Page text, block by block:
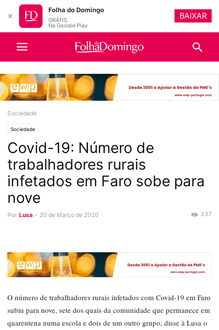
Sociedade
Sociedade
Covid-19: Número de
trabalhadores rurais
infetados em Faro sobe para
nove
Por Lusa - 20 de Março de 2020 337
O número de trabalhadores rurais infetados com Covid-19 em Faro
subiu para nove, sete dos quais da comunidade que permanece em
quarentena numa escola e dois de um outro grupo, disse à Lusa o
✕
Folha do Domingo
GRÁTIS
Na Google Play
BAIXAR